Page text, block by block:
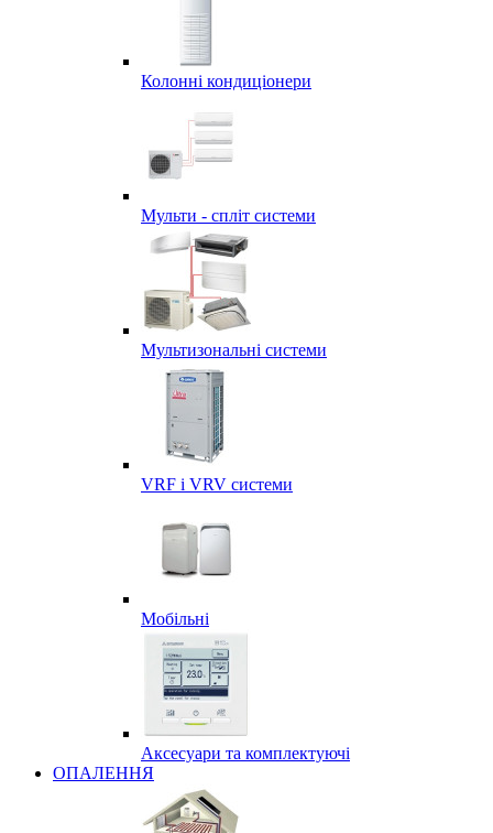
Колонні кондиціонери
Мульти - спліт системи
Мультизональні системи
VRF і VRV системи
Мобільні
Аксесуари та комплектуючі
ОПАЛЕННЯ